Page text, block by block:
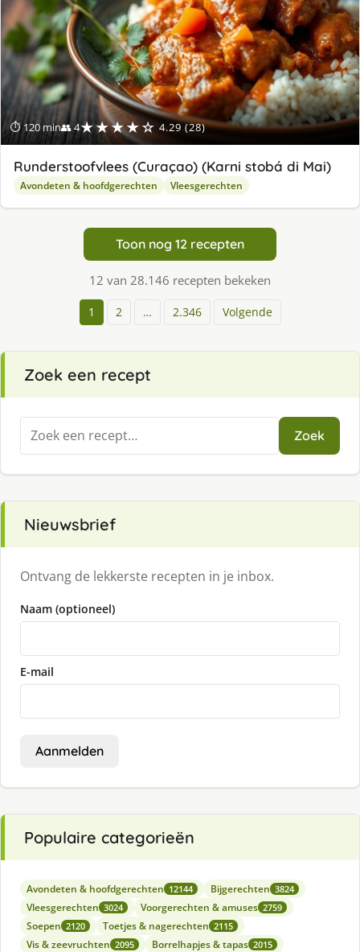
⏱ 120 min👥 4★★★★☆ 4.29 (28)
Runderstoofvlees (Curaçao) (Karni stobá di Mai)
Avondeten & hoofdgerechten Vleesgerechten
Toon nog 12 recepten
12 van 28.146 recepten bekeken
1 2 … 2.346 Volgende
Zoek een recept
Zoeken
naar:
Zoek
Nieuwsbrief
Ontvang de lekkerste recepten in je inbox.
Naam (optioneel)
E-mail
Aanmelden
Populaire categorieën
Avondeten & hoofdgerechten 12144 Bijgerechten 3824
Vleesgerechten 3024 Voorgerechten & amuses 2759
Soepen 2120 Toetjes & nagerechten 2115
Vis & zeevruchten 2095 Borrelhapjes & tapas 2015